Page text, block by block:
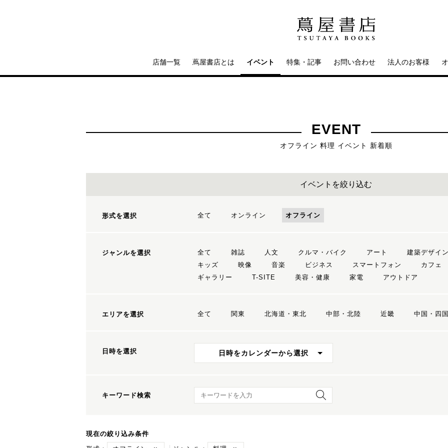
店舗一覧 蔦屋書店とは イベント 特集・記事 お問い合わせ 法人のお客様
EVENT
オフライン 料理 イベント 新着順
イベントを絞り込む
形式を選択 全て オンライン オフライン
ジャンルを選択 全て 雑誌 人文 クルマ・バイク アート 建築デザイン
キッズ
映像 音楽 ビジネス スマートフォン カフェ
ギャラリー
T-SITE 美容・健康 家電 アウトドア
エリアを選択 全て 関東 北海道・東北 中部・北陸 近畿 中国・四国
日時を選択 日時をカレンダーから選択
キーワード検索 キーワード検索
現在の絞り込み条件